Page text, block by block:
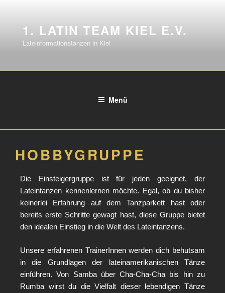
1. LATIN TEAM KIEL E.V.
Lateinformationstanzen in Kiel
Menü
HOBBYGRUPPE
Die Einsteigergruppe ist für jeden geeignet, der
Lateintanzen kennenlernen möchte. Egal, ob du bisher
keinerlei Erfahrung auf dem Tanzparkett hast oder
bereits erste Schritte gewagt hast, diese Gruppe bietet
den idealen Einstieg in die Welt des Lateintanzens.
Unsere erfahrenen TrainerInnen werden dich behutsam
in die Grundlagen der lateinamerikanischen Tänze
einführen. Von Samba über Cha-Cha-Cha bis hin zu
Rumba wirst du die Vielfalt dieser lebendigen Tänze